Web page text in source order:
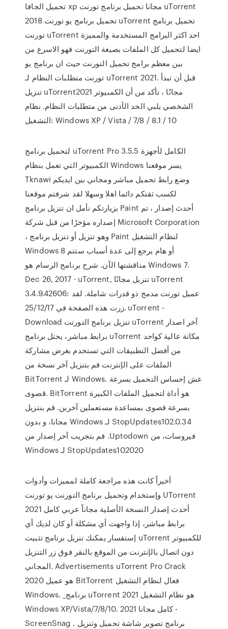
تحميل الجافا xp مجانا تحميل برنامج تورنت uTorrent
2018 تحميل برنامج يو تورنت uTorrent تحميل برنامج
تورنت uTorrent احد اكثر البرامج المستخدمة والمميزة
ايضا لتحميل كل الملفات بصيغة التورنت فهو الاسرع من
بين معظم برامج تحميل التورنت حيث ان برنامج يو
تورنت متطلبات النظام لـ uTorrent 2021. قبل أن تبدأ
تنزيل uTorrent2021 مجانًا ، تأكد من أن الكمبيوتر
الشخصي يلبي الحد الأدنى من متطلبات النظام. نظام
التشغيل: Windows XP / Vista / 7/8 / 8.1 / 10
لتحميل برنامج uTorrent Pro 3.5.5 الكامل لأجهزة
الكمبيوتر التي تعمل بنظام Windows يسر موقعنا
Tknawi وضع رابط تحميل مباشر ومجاني بين ايديكم
لكسب ثقتكم دائما اهلا وسهلا لقد شرفتم موقعنا
بزيارتكم نأمل ان تنزيل برنامج Paint أحدث إصدار ، تم
إصداره مؤخرًا من قبل شركة Microsoft Corporation
، وهو تنزيل أو تنزيل برنامج Paint لنظام التشغيل
Windows 8 أو هام يرجع إلى عدة أسباب ستتم
مناقشتها الآن. شرح برنامج الرسام هو Windows 7.
Dec 26, 2017 · uTorrent, تنزيل مجانًا uTorrent
3.4.9.42606: عميل تورنت مدمج ذو قدرات شاملة. لقد
زرت هذه الصفحة في 25/12/17. uTorrent -
Download تنزيل برنامج التورنت uTorrent آخر اصدار
برابط مباشر، يحتل برنامج uTorrent مكانة عالية كواحد
من أفضل التطبيقات التي تستخدم بغرض مشاركة
الملفات على الإنترنت قم بتنزيل آخر نسخة من
BitTorrent لـ Windows. عش إحساس التحميل بسرعة
قصوى. BitTorrent هو أداة لتحميل الملفات الكبيرة
بسرعة قصوى بمساعدة مستعملين آخرين. ‫قم بنتزيل
StopUpdates102.0.34 لـ Windows مجانا، و بدون
فيروسات، من Uptodown. قم بتجريب آخر إصدار من
StopUpdates102020 لـ Windows
أخيراً كانت هذه مراجعة كاملة لمميزات وأدوات
وإستخدام وتحميل برنامج التورنت يو تورنت UTorrent
2021 أحدث إصدار النسخة الأصلية مجاناً عربي كامل
برابط مباشر، إذا واجهت أي مشكلة أو كان لديك أي
إستفسار يمكنك تنزيل برنامج تثبيت uTorrent للكمبيوتر
دون اتصال بالإنترنت من الموقع بالنقر فوق زر التنزيل
المجاني. Advertisements uTorrent Pro Crack
2020 هو عميل BitTorrent فعال لنظام التشغيل
Windows. _برنامج uTorrent 2021 هو نظام التشغيل
Windows XP/Vista/7/8/10. 2021 كامل مجانا -
ScreenSnag . برنامج تصوير شاشة تحميل وتنزيل